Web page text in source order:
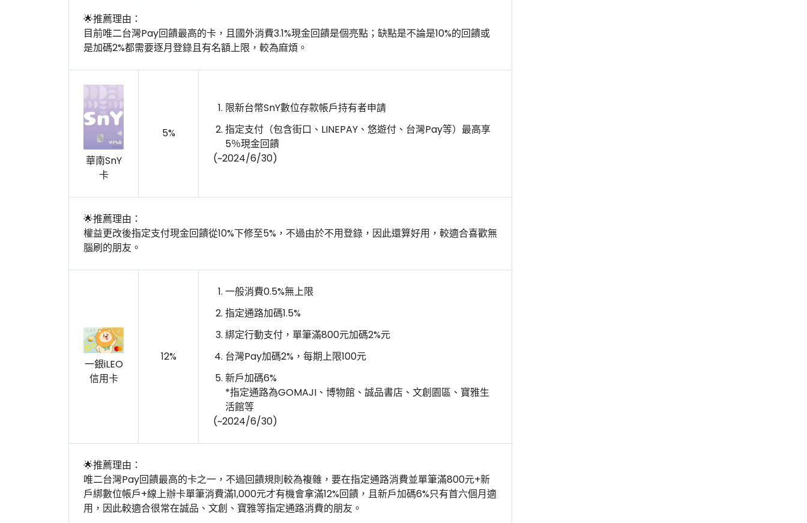
🌟推薦理由：
目前唯二台灣Pay回饋最高的卡，且國外消費3.1%現金回饋是個亮點；缺點是不論是10%的回饋或
是加碼2%都需要逐月登錄且有名額上限，較為麻煩。
華南SnY
卡
5%
限新台幣SnY數位存款帳戶持有者申請
指定支付（包含街口、LINEPAY、悠遊付、台灣Pay等）最高享
5％現金回饋
(~2024/6/30)
🌟推薦理由：
權益更改後指定支付現金回饋從10%下修至5%，不過由於不用登錄，因此還算好用，較適合喜歡無
腦刷的朋友。
一銀iLEO
信用卡
12%
一般消費0.5%無上限
指定通路加碼1.5%
綁定行動支付，單筆滿800元加碼2%元
台灣Pay加碼2%，每期上限100元
新戶加碼6%
*指定通路為GOMAJI、博物館、誠品書店、文創園區、寶雅生
活館等
(~2024/6/30)
🌟推薦理由：
唯二台灣Pay回饋最高的卡之一，不過回饋規則較為複雜，要在指定通路消費並單筆滿800元+新
戶綁數位帳戶+線上辦卡單筆消費滿1,000元才有機會拿滿12%回饋，且新戶加碼6%只有首六個月適
用，因此較適合很常在誠品、文創、寶雅等指定通路消費的朋友。